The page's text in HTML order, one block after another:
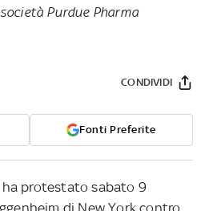
Purdue Pharma
Fonti Preferite
CONDIVIDI
protestato sabato 9
di New York contro